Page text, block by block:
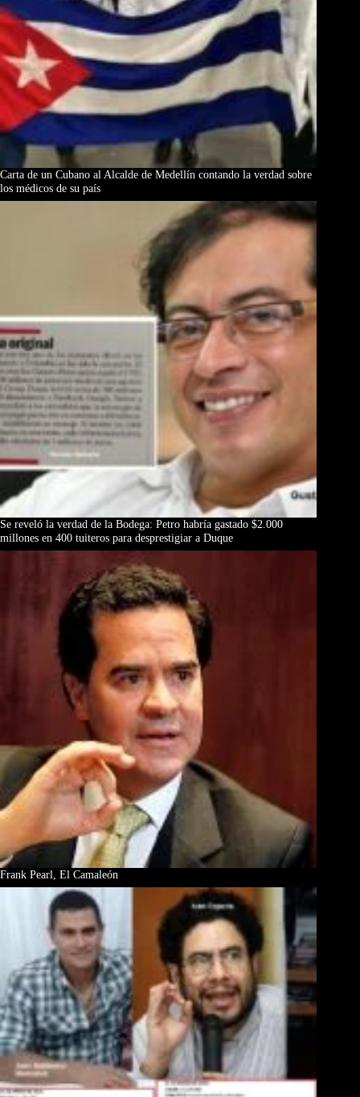
Carta de un Cubano al Alcalde de Medellín contando la verdad sobre
los médicos de su país
Se reveló la verdad de la Bodega: Petro habría gastado $2.000
millones en 400 tuiteros para desprestigiar a Duque
Frank Pearl, El Camaleón